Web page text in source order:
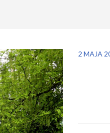
2 MAJA